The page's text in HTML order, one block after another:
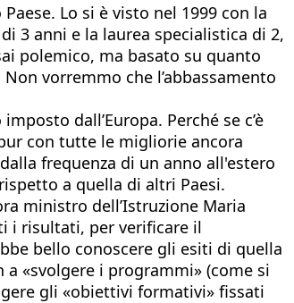
Lo si è visto nel 1999 con la
3 anni e la laurea specialistica di 2,
polemico, ma basato su quanto
vorremmo che l’abbassamento
dall’Europa. Perché se c’è
con tutte le migliorie ancora
frequenza di un anno all'estero
a quella di altri Paesi.
ministro dell’Istruzione Maria
i risultati, per verificare il
bello conoscere gli esiti di quella
«svolgere i programmi» (come si
gli «obiettivi formativi» fissati